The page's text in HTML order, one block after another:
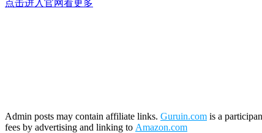
点击进入官网看更多
Admin posts may contain affiliate links. Guruin.com is a
fees by advertising and linking to Amazon.com